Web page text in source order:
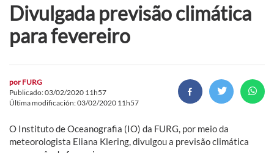
Divulgada previsão climática
para fevereiro
por FURG
Publicado: 03/02/2020 11h57
Última modificación: 03/02/2020 11h57
O Instituto de Oceanografia (IO) da FURG, por meio da
meteorologista Eliana Klering, divulgou a previsão climática